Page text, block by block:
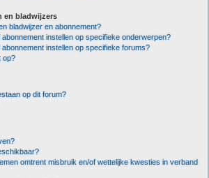
en bladwijzers
bladwijzer en abonnement?
instellen op specifieke onderwerpen?
instellen op specifieke forums?
op?
op dit forum?
omtrent misbruik en/of wettelijke kwesties in verband